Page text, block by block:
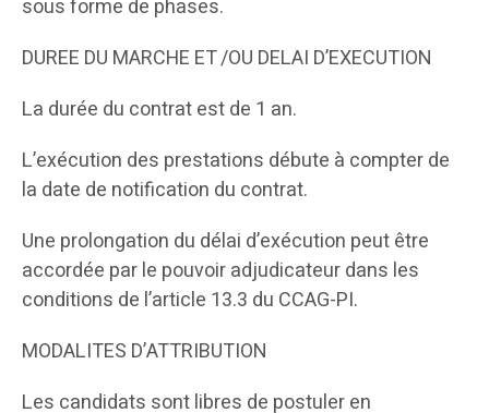
sous forme de phases.
DUREE DU MARCHE ET /OU DELAI D’EXECUTION
La durée du contrat est de 1 an.
L’exécution des prestations débute à compter de
la date de notification du contrat.
Une prolongation du délai d’exécution peut être
accordée par le pouvoir adjudicateur dans les
conditions de l’article 13.3 du CCAG-PI.
MODALITES D’ATTRIBUTION
Les candidats sont libres de postuler en